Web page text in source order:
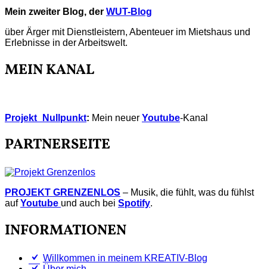
Mein zweiter Blog, der WUT-Blog
über Ärger mit Dienstleistern, Abenteuer im Mietshaus und
Erlebnisse in der Arbeitswelt.
MEIN KANAL
Projekt_Nullpunkt: Mein neuer Youtube-Kanal
PARTNERSEITE
PROJEKT GRENZENLOS – Musik, die fühlt, was du fühlst
aufYoutube und auch bei Spotify.
INFORMATIONEN
Willkommen in meinem KREATIV-Blog